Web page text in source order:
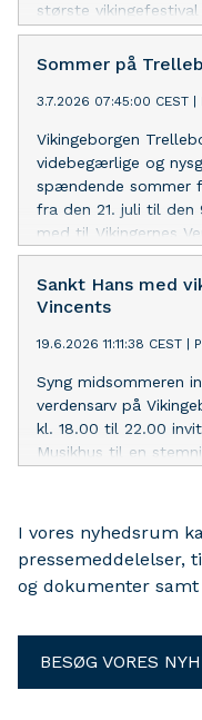
største
til søndag den 19.
deltage, man kan
dage og undgå at
Sommer på
3.7.2026 07:45:00 CEST
Vikingeborgen
videbegærlige og
spændende sommer
fra den 21. juli til den
med til Vikingernes
håndværk
Sankt Hans med
Vincents
19.6.2026 11:11:38 CEST
Syng midsommeren
verdensarv på
kl. 18.00 til 22.00
Musikhus til en
I vores nyhedsrum
pressemeddelelser,
og dokumenter
BESØG VORES